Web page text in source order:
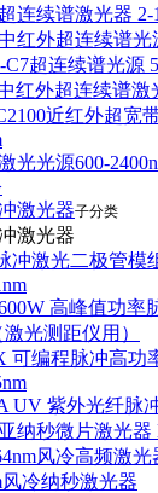
连续谱激光器 2-
红外超连续谱光
C7超连续谱光源
红外超连续谱激
近红外超宽
光光源600-
激光器子分类
激光器
冲激光二极管模
高峰值功率
光测距仪用）
可编程脉冲高功
UV 紫外光纤脉
纳秒微片激光
风冷高频激光
风冷纳秒激光器